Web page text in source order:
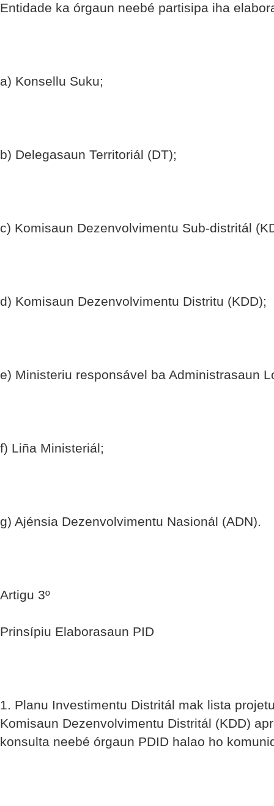
Entidade ka órgaun neebé partisipa iha
a) Konsellu Suku;
b) Delegasaun Territoriál (DT);
c) Komisaun Dezenvolvimentu Sub-distritál
d) Komisaun Dezenvolvimentu Distritu (KDD);
e) Ministeriu responsável ba Administrasaun
f) Liña Ministeriál;
g) Ajénsia Dezenvolvimentu Nasionál (ADN).
Artigu 3º
Prinsípiu Elaborasaun PID
1. Planu Investimentu Distritál mak lista
Komisaun Dezenvolvimentu Distritál (KDD)
konsulta neebé órgaun PDID halao ho